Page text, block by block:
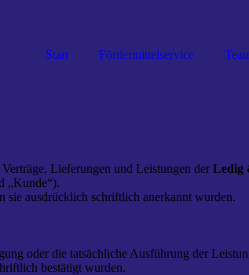
Start Fördermittelservice
Lieferungen und Leistungen derLedig
„Kunde“).
sie ausdrücklich schriftlich anerkannt wurden.
oder die tatsächliche Ausführung der
bestätigt wurden.